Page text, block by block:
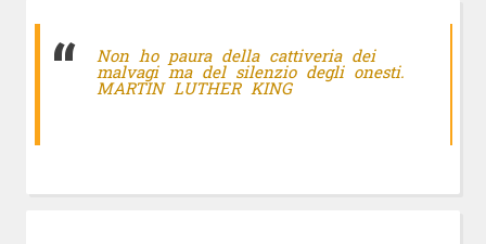
Non ho paura della cattiveria dei
malvagi ma del silenzio degli onesti.
MARTIN LUTHER KING